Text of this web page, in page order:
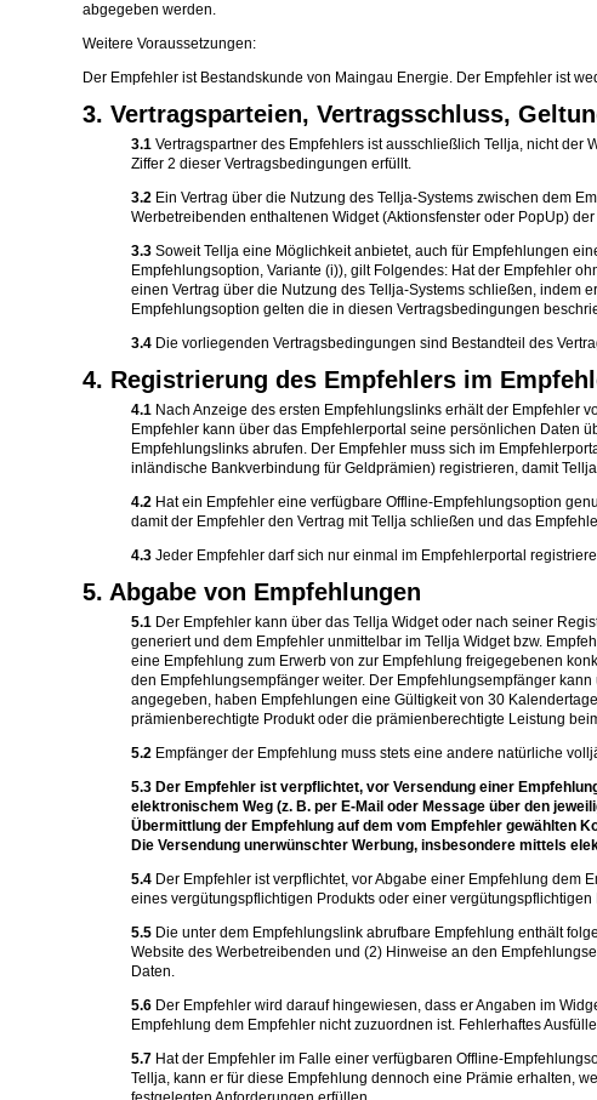
abgegeben werden.
Weitere Voraussetzungen:
Der Empfehler ist Bestandskunde von Maingau Energie. Der Empfehler ist
3. Vertragsparteien, Vertragsschluss,
3.1 Vertragspartner des Empfehlers ist ausschließlich Tellja, nicht der
Ziffer 2 dieser Vertragsbedingungen erfüllt.
3.2 Ein Vertrag über die Nutzung des Tellja-Systems zwischen dem
Werbetreibenden enthaltenen Widget (Aktionsfenster oder PopUp)
3.3 Soweit Tellja eine Möglichkeit anbietet, auch für Empfehlungen
Empfehlungsoption, Variante (i)), gilt Folgendes: Hat der Empfehler
einen Vertrag über die Nutzung des Tellja-Systems schließen, indem
Empfehlungsoption gelten die in diesen Vertragsbedingungen
3.4 Die vorliegenden Vertragsbedingungen sind Bestandteil des
4. Registrierung des Empfehlers im
4.1 Nach Anzeige des ersten Empfehlungslinks erhält der Empfehler
Empfehler kann über das Empfehlerportal seine persönlichen Daten
Empfehlungslinks abrufen. Der Empfehler muss sich im
inländische Bankverbindung für Geldprämien) registrieren, damit
4.2 Hat ein Empfehler eine verfügbare Offline-Empfehlungsoption
damit der Empfehler den Vertrag mit Tellja schließen und das
4.3 Jeder Empfehler darf sich nur einmal im Empfehlerportal
5. Abgabe von Empfehlungen
5.1 Der Empfehler kann über das Tellja Widget oder nach seiner
generiert und dem Empfehler unmittelbar im Tellja Widget bzw.
eine Empfehlung zum Erwerb von zur Empfehlung freigegebenen
den Empfehlungsempfänger weiter. Der Empfehlungsempfänger
angegeben, haben Empfehlungen eine Gültigkeit von 30
prämienberechtigte Produkt oder die prämienberechtigte Leistung
5.2 Empfänger der Empfehlung muss stets eine andere natürliche
5.3 Der Empfehler ist verpflichtet, vor Versendung einer
elektronischem Weg (z. B. per E-Mail oder Message über den
Übermittlung der Empfehlung auf dem vom Empfehler gewählten
Die Versendung unerwünschter Werbung, insbesondere mittels
5.4 Der Empfehler ist verpflichtet, vor Abgabe einer Empfehlung dem
eines vergütungspflichtigen Produkts oder einer
5.5 Die unter dem Empfehlungslink abrufbare Empfehlung enthält
Website des Werbetreibenden und (2) Hinweise an den
Daten.
5.6 Der Empfehler wird darauf hingewiesen, dass er Angaben im
Empfehlung dem Empfehler nicht zuzuordnen ist. Fehlerhaftes
5.7 Hat der Empfehler im Falle einer verfügbaren Offline-
Tellja, kann er für diese Empfehlung dennoch eine Prämie erhalten,